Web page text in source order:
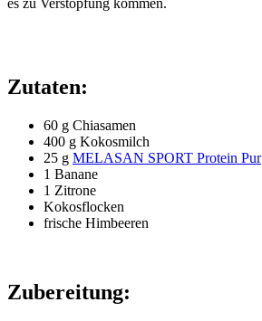
Zutaten:
60 g Chiasamen
400 g Kokosmilch
25 g MELASAN SPORT Protein Pur
1 Banane
1 Zitrone
Kokosflocken
frische Himbeeren
Zubereitung: